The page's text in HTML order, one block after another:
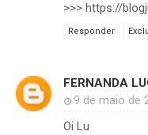
>>> https://
Responder
FERNANDA
9 de maio de
Oi Lu